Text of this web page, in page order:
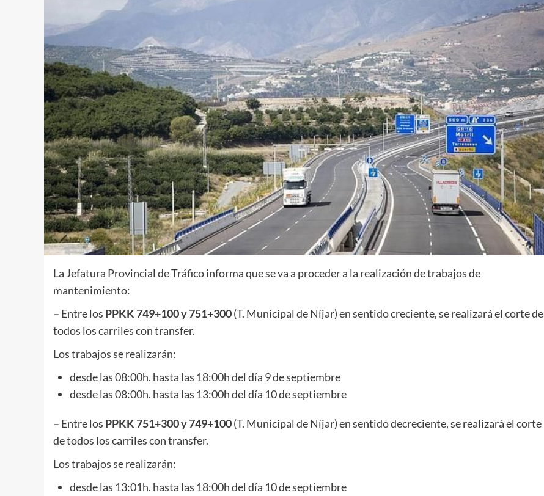
La Jefatura Provincial de Tráfico informa que se va a proceder a la realización de trabajos de
mantenimiento:
– Entre los PPKK 749+100 y 751+300(T. Municipal de Níjar) en sentido creciente, se realizará el corte de
todos los carriles con transfer.
Los trabajos se realizarán:
desde las 08:00h. hasta las 18:00h del día 9 de septiembre
desde las 08:00h. hasta las 13:00h del día 10 de septiembre
– Entre los PPKK 751+300 y 749+100(T. Municipal de Níjar) en sentido decreciente, se realizará el corte
de todos los carriles con transfer.
Los trabajos se realizarán:
desde las 13:01h. hasta las 18:00h del día 10 de septiembre